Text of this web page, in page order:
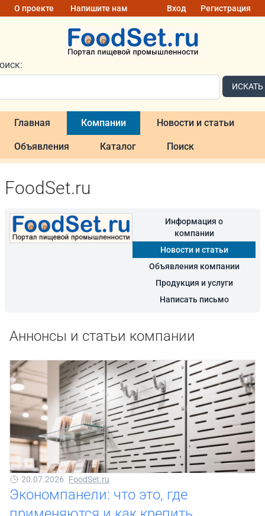
О проекте Напишите нам Вход Регистрация
ИСКАТЬ
Главная Компании Новости и статьи
Объявления Каталог Поиск
FoodSet.ru
Информация о
компании
Новости и статьи
Объявления компании
Продукция и услуги
Написать письмо
Аннонсы и статьи компании
20.07.2026 FoodSet.ru
Экономпанели: что это, где